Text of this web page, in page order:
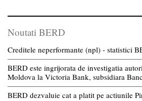
Noutati BERD
Creditele neperformante (npl) - statistici
BERD este ingrijorata de investigatia
Moldova la Victoria Bank, subsidiara
BERD dezvaluie cat a platit pe actiunile